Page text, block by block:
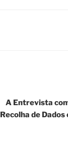
A Entrevista
Recolha de Dados